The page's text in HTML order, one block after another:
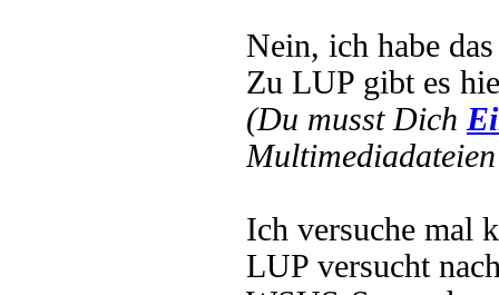
Nein, ich habe
Zu LUP gibt es
(Du musst Dich
Ich versuche mal
LUP versucht